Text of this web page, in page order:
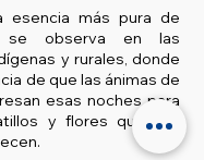
esencia más pura de
se observa en las
y rurales, donde
de que las ánimas de
esas noches para
y flores que sus